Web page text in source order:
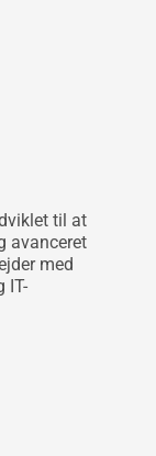
til at
avanceret
med
IT-